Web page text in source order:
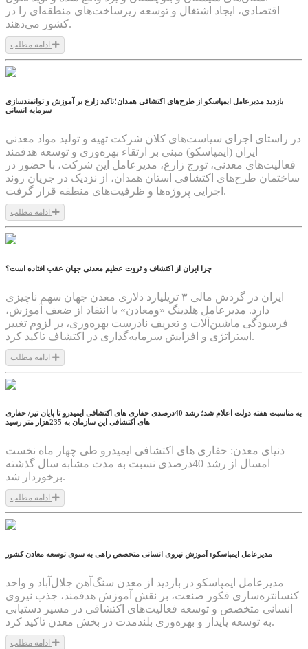
اقتصادی، ایجاد اشتغال و توسعه زیرساخت‌های منطقه‌ای را در
کشور می‌دهند.
1404/07/21
بازدید مدیرعامل ایمپاسکو از طرح‌های اکتشافی همدان؛تاکید زارع بر آموزش و توانمندسازی
سرمایه انسانی
در راستای اجرای سیاست‌های کلان شرکت تهیه و تولید مواد معدنی
ایران (ایمپاسکو) مبنی بر ارتقاء بهره‌وری و توسعه هدفمند
فعالیت‌های معدنی، تورج زارع، مدیرعامل این شرکت، با حضور در
ساختمان طرح‌های اکتشافی استان همدان، از نزدیک در جریان روند
اجرایی پروژه‌ها و ظرفیت‌های منطقه قرار گرفت.
1404/06/13
چرا ایران از اکتشاف و ثروت عظیم معدنی جهان عقب افتاده است؟
ایران در گردش مالی ۳ تریلیارد دلاری معدن جهان سهم ناچیزی
دارد. مدیرعامل هلدینگ «ومعادن» با انتقاد از ضعف آموزش،
فرسودگی ماشین‌آلات و تعریف نادرست بهره‌وری، بر لزوم تغییر
استراتژی و افزایش سرمایه‌گذاری در اکتشاف تاکید کرد.
1404/06/10
به مناسبت هفته دولت اعلام شد؛ رشد 40درصدی حفاری های اکتشافی ایمیدرو تا پایان تیر/ حفاری
های اکتشافی این سازمان به 235هزار متر رسید
دنیای معدن: حفاری های اکتشافی ایمیدرو طی چهار ماه نخست
امسال از رشد 40درصدی نسبت به مدت مشابه سال گذشته
برخوردار شد.
1404/06/05
مدیرعامل ایمپاسکو: آموزش نیروی انسانی متخصص راهی به سوی توسعه معادن کشور
مدیرعامل ایمپاسکو در بازدید از معدن سنگ‌آهن جلال‌آباد و واحد
کنسانتره‌سازی فکور صنعت، بر نقش آموزش هدفمند، جذب نیروی
انسانی متخصص و توسعه فعالیت‌های اکتشافی در مسیر دستیابی
به توسعه پایدار و بهره‌وری بلندمدت در بخش معدن تاکید کرد.
1404/05/19